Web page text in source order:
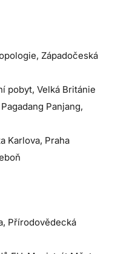
Západočeská
pobyt, Velká Británie
Panjang,
Karlova, Praha
Přírodovědecká